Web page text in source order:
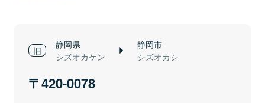
静岡県
シズオカケン
静岡市
シズオカシ
420-0078